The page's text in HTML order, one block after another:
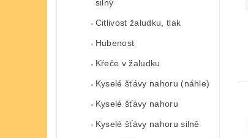
silný
Citlivost žaludku, tlak
Hubenost
Křeče v žaludku
Kyselé šťávy nahoru (náhle)
Kyselé šťávy nahoru
Kyselé šťávy nahoru silně